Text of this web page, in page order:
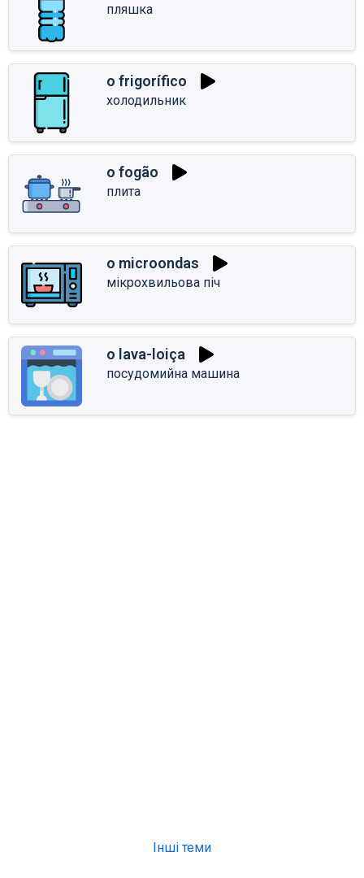
пляшка
o frigorífico
холодильник
o fogão
плита
o microondas
мікрохвильова піч
o lava-loiça
посудомийна машина
Інші теми